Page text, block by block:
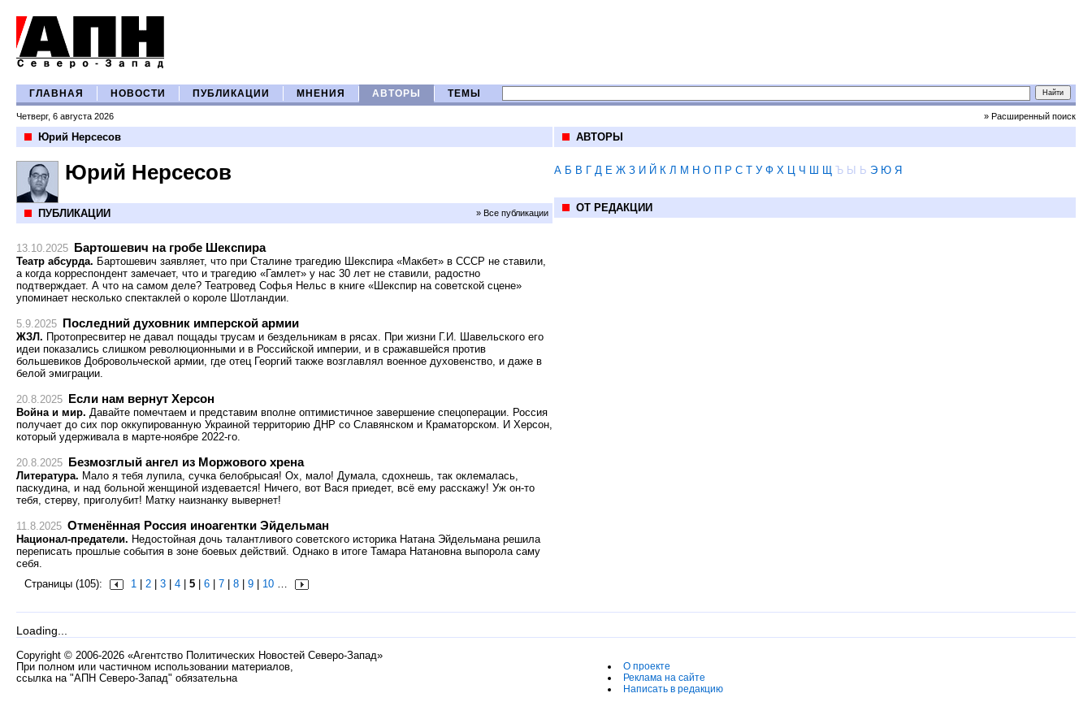
ГЛАВНАЯ НОВОСТИ ПУБЛИКАЦИИ МНЕНИЯ АВТОРЫ ТЕМЫ
Четверг, 6 августа 2026 » Расширенный поиск
Юрий Нерсесов
Юрий Нерсесов
ПУБЛИКАЦИИ » Все публикации
13.10.2025 Бартошевич на гробе Шекспира
Театр абсурда. Бартошевич заявляет, что при Сталине трагедию Шекспира «Макбет» в СССР не ставили,
а когда корреспондент замечает, что и трагедию «Гамлет» у нас 30 лет не ставили, радостно
подтверждает. А что на самом деле? Театровед Софья Нельс в книге «Шекспир на советской сцене»
упоминает несколько спектаклей о короле Шотландии.
5.9.2025 Последний духовник имперской армии
ЖЗЛ. Протопресвитер не давал пощады трусам и бездельникам в рясах. При жизни Г.И. Шавельского его
идеи показались слишком революционными и в Российской империи, и в сражавшейся против
большевиков Добровольческой армии, где отец Георгий также возглавлял военное духовенство, и даже в
белой эмиграции.
20.8.2025 Если нам вернут Херсон
Война и мир. Давайте помечтаем и представим вполне оптимистичное завершение спецоперации. Россия
получает до сих пор оккупированную Украиной территорию ДНР со Славянском и Краматорском. И Херсон,
который удерживала в марте-ноябре 2022-го.
20.8.2025 Безмозглый ангел из Моржового хрена
Литература. Мало я тебя лупила, сучка белобрысая! Ох, мало! Думала, сдохнешь, так оклемалась,
паскудина, и над больной женщиной издевается! Ничего, вот Вася приедет, всё ему расскажу! Уж он-то
тебя, стерву, приголубит! Матку наизнанку вывернет!
11.8.2025 Отменённая Россия иноагентки Эйдельман
Национал-предатели. Недостойная дочь талантливого советского историка Натана Эйдельмана решила
переписать прошлые события в зоне боевых действий. Однако в итоге Тамара Натановна выпорола саму
себя.
Страницы (105):
1 2 3 4 5 6 7 8 9 10 …
АВТОРЫ
А Б В Г Д Е Ж З И Й К Л М Н О П Р С Т У Ф Х Ц Ч Ш Щ Ъ Ы Ь Э Ю Я
ОТ РЕДАКЦИИ
Loading...
Copyright © 2006-2026 «Агентство Политических Новостей Северо-Запад»
При полном или частичном использовании материалов,
ссылка на "АПН Северо-Запад" обязательна
О проекте
Реклама на сайте
Написать в редакцию